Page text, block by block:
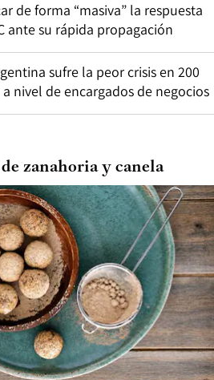
de forma “masiva” la respuesta
ante su rápida propagación
sufre la peor crisis en 200
nivel de encargados de negocios
zanahoria y canela